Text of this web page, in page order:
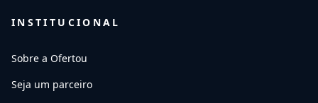
INSTITUCIONAL
Sobre a Ofertou
Seja um parceiro